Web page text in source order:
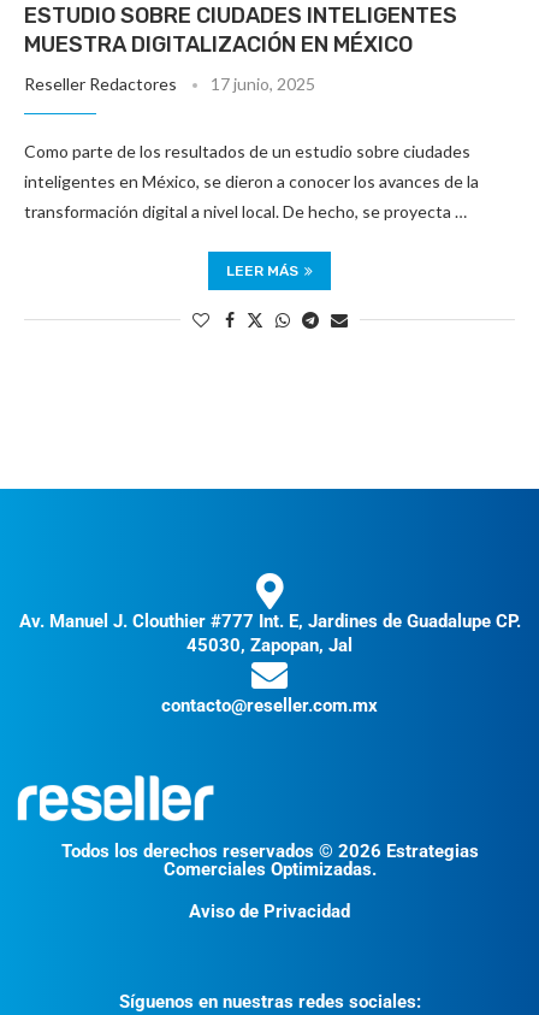
ESTUDIO SOBRE CIUDADES INTELIGENTES
MUESTRA DIGITALIZACIÓN EN MÉXICO
Reseller Redactores 17 junio, 2025
Como parte de los resultados de un estudio sobre ciudades
inteligentes en México, se dieron a conocer los avances de la
transformación digital a nivel local. De hecho, se proyecta …
LEER MÁS
Av. Manuel J. Clouthier #777 Int. E, Jardines de Guadalupe CP.
45030, Zapopan, Jal
contacto@reseller.com.mx
Todos los derechos reservados © 2026 Estrategias
Comerciales Optimizadas.
Aviso de Privacidad
Síguenos en nuestras redes sociales: